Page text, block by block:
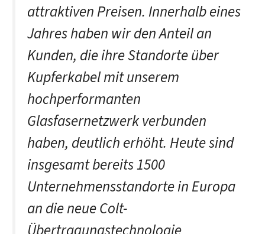
attraktiven Preisen. Innerhalb eines
Jahres haben wir den Anteil an
Kunden, die ihre Standorte über
Kupferkabel mit unserem
hochperformanten
Glasfasernetzwerk verbunden
haben, deutlich erhöht. Heute sind
insgesamt bereits 1500
Unternehmensstandorte in Europa
an die neue Colt-